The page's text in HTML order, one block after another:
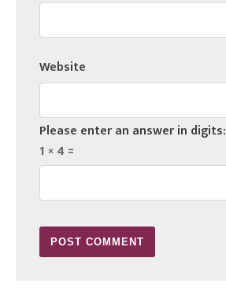
Website
Please enter an answer in digits:
1 × 4 =